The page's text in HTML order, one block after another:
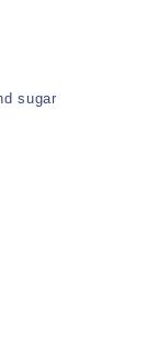
sugar